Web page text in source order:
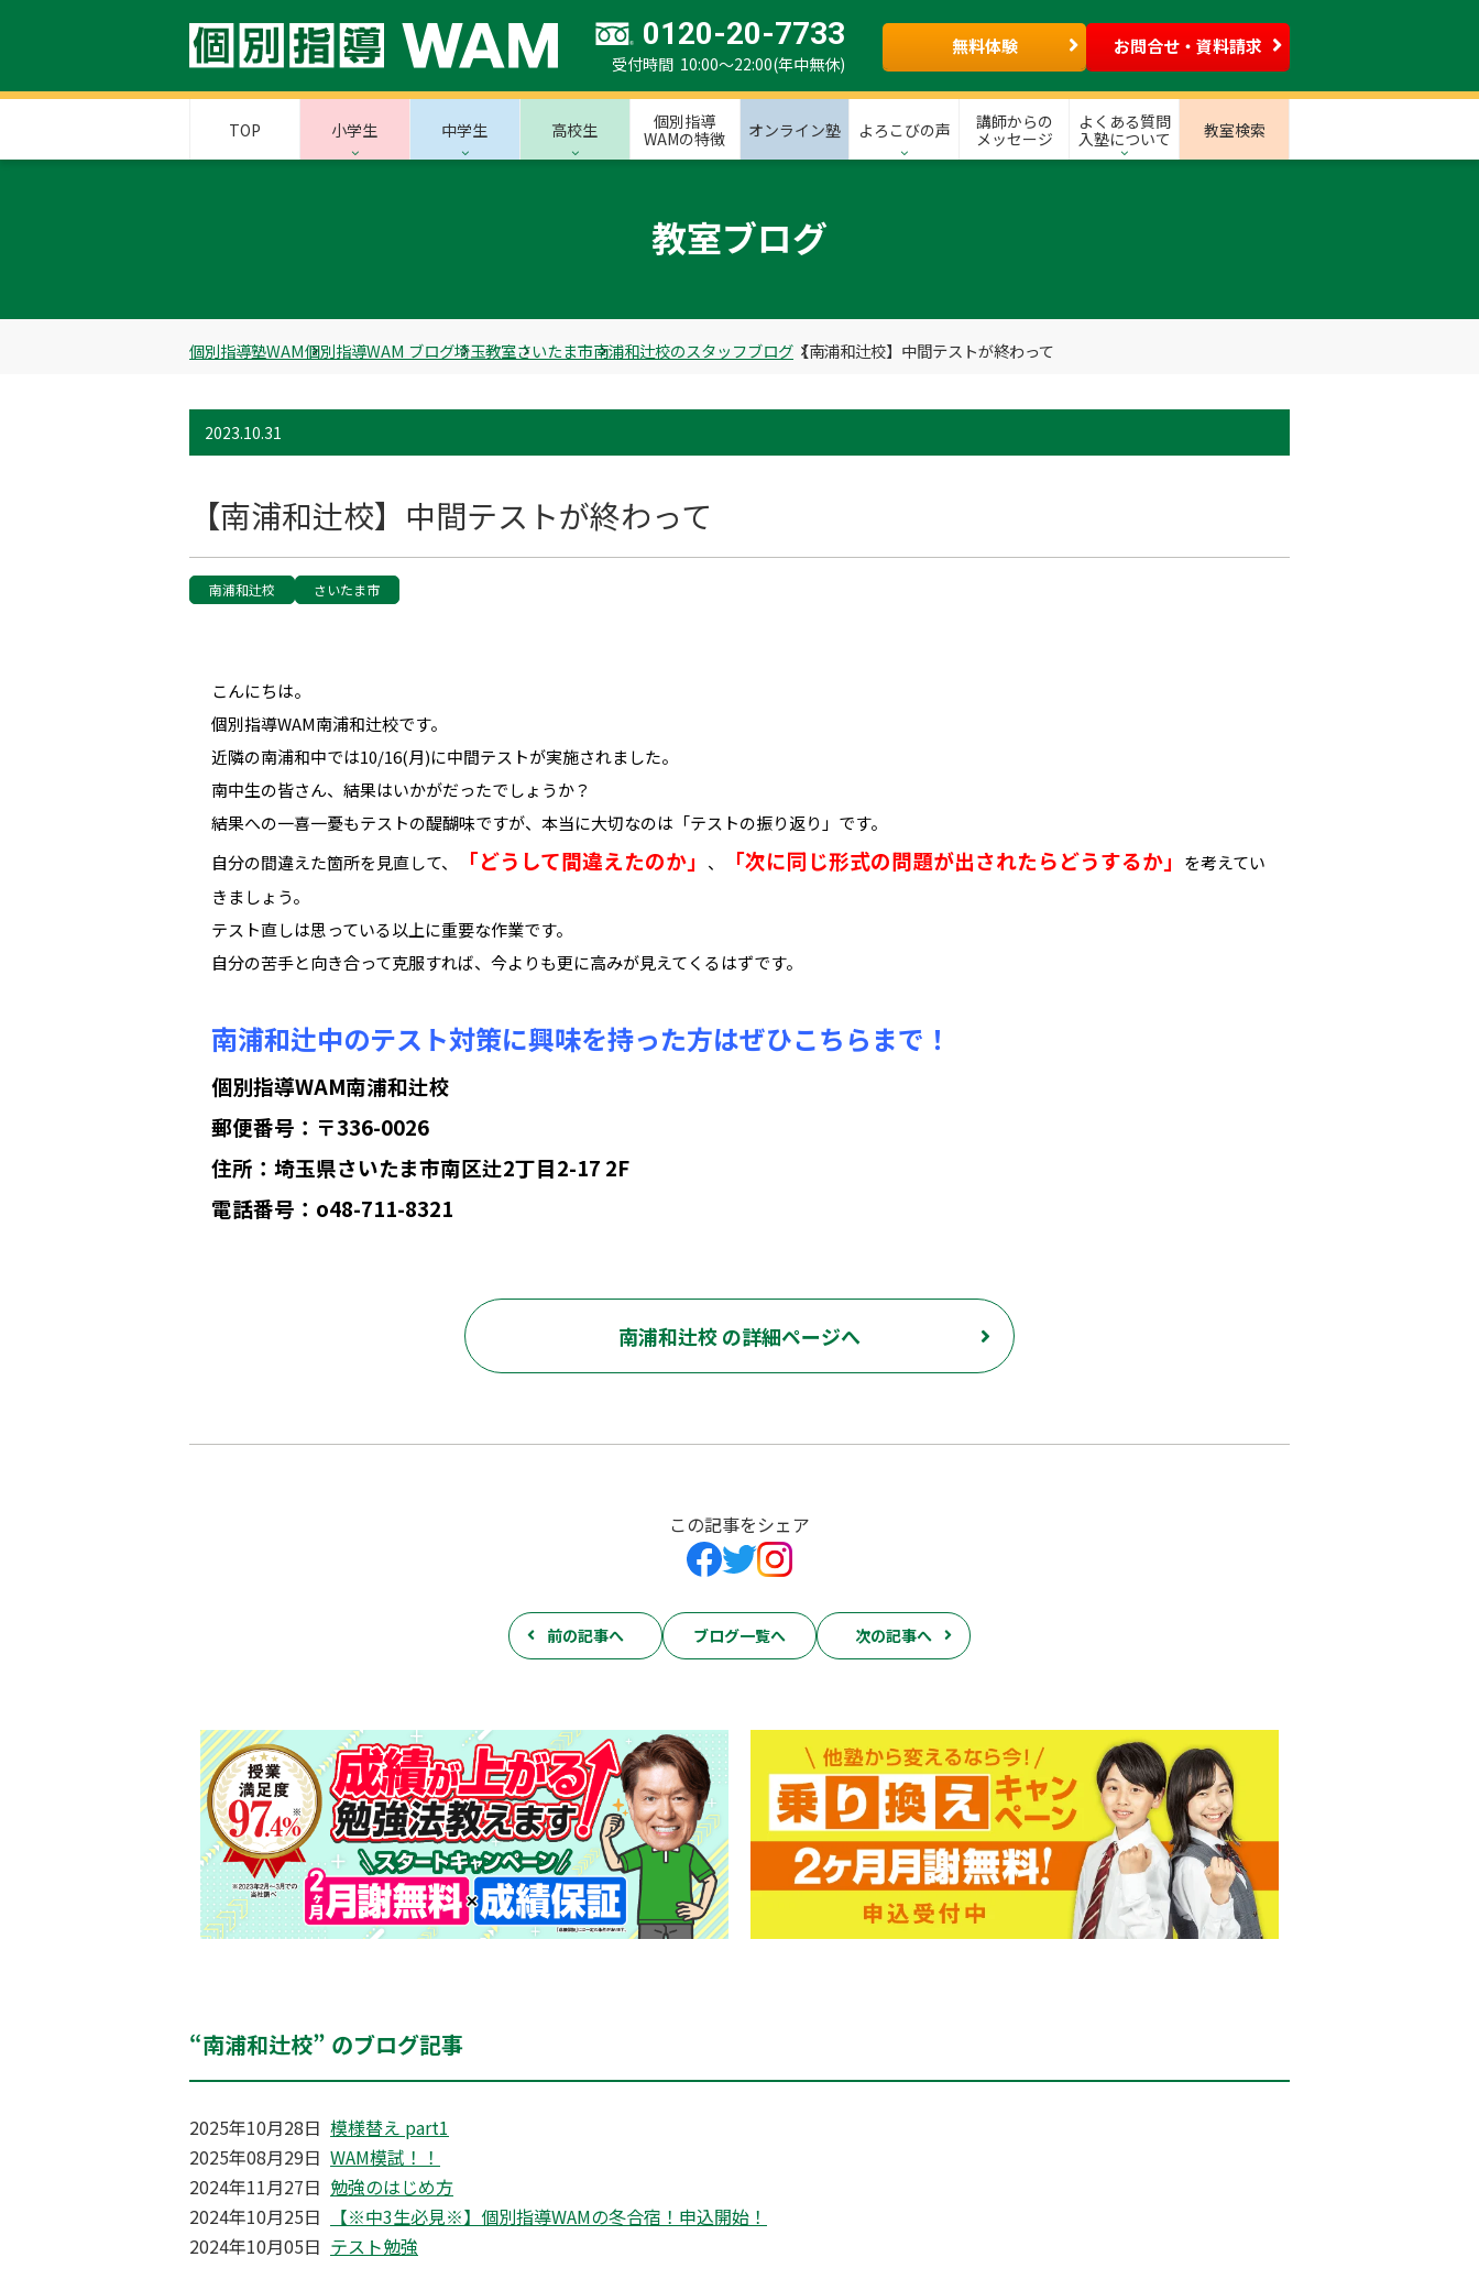
0120-20-7733
受付時間 10:00～22:00(年中無休)
無料体験 お問合せ・資料請求
TOP 小学生 中学生 高校生
個別指導
WAMの特徴
オンライン塾 よろこびの声
講師からの
メッセージ
よくある質問
入塾について
教室検索
教室ブログ
個別指導塾WAM個別指導WAM ブログ埼玉教室さいたま市南浦和辻校のスタッフブログ 【南浦和辻校】中間テストが終わって
2023.10.31
【南浦和辻校】中間テストが終わって
南浦和辻校 さいたま市
こんにちは。
個別指導WAM南浦和辻校です。
近隣の南浦和中では10/16(月)に中間テストが実施されました。
南中生の皆さん、結果はいかがだったでしょうか？
結果への一喜一憂もテストの醍醐味ですが、本当に大切なのは「テストの振り返り」です。
自分の間違えた箇所を見直して、
「どうして間違えたのか」 、 「次に同じ形式の問題が出されたらどうするか」
を考えてい
きましょう。
テスト直しは思っている以上に重要な作業です。
自分の苦手と向き合って克服すれば、今よりも更に高みが見えてくるはずです。
南浦和辻中のテスト対策に興味を持った方はぜひこちらまで！
個別指導WAM南浦和辻校
郵便番号：〒336-0026
住所：埼玉県さいたま市南区辻2丁目2-17 2F
電話番号：o48-711-8321
南浦和辻校 の詳細ページへ
この記事をシェア
前の記事へ ブログ一覧へ 次の記事へ
“南浦和辻校” のブログ記事
2025年10月28日 模様替え part1
2025年08月29日 WAM模試！！
2024年11月27日 勉強のはじめ方
2024年10月25日
【※中3生必見※】個別指導WAMの冬合宿！申込開始！
2024年10月05日 テスト勉強